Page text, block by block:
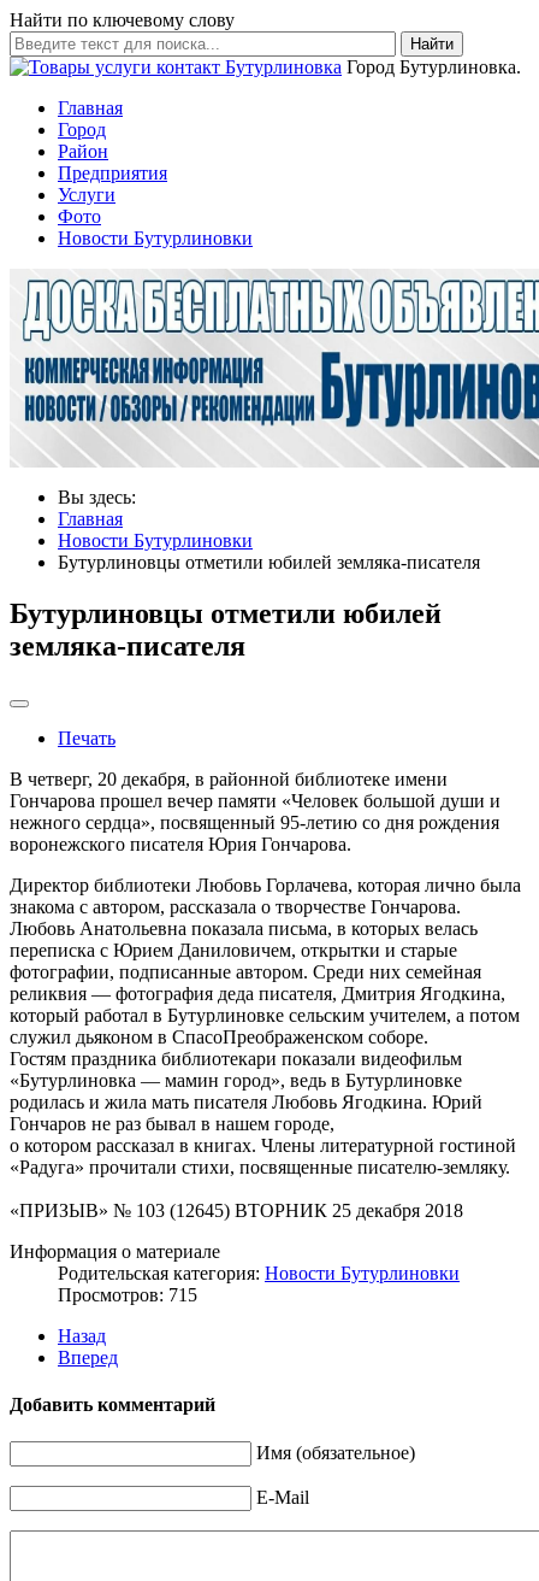
Найти по ключевому слову
Найти
Город Бутурлиновка.
Главная
Город
Район
Предприятия
Услуги
Фото
Новости Бутурлиновки
Вы здесь:
Главная
Новости Бутурлиновки
Бутурлиновцы отметили юбилей земляка-писателя
Бутурлиновцы отметили юбилей
земляка-писателя
Печать
В четверг, 20 декабря, в районной библиотеке имени
Гончарова прошел вечер памяти «Человек большой души и
нежного сердца», посвященный 95-летию со дня рождения
воронежского писателя Юрия Гончарова.
Директор библиотеки Любовь Горлачева, которая лично была
знакома с автором, рассказала о творчестве Гончарова.
Любовь Анатольевна показала письма, в которых велась
переписка с Юрием Даниловичем, открытки и старые
фотографии, подписанные автором. Среди них семейная
реликвия — фотография деда писателя, Дмитрия Ягодкина,
который работал в Бутурлиновке сельским учителем, а потом
служил дьяконом в СпасоПреображенском соборе.
Гостям праздника библиотекари показали видеофильм
«Бутурлиновка — мамин город», ведь в Бутурлиновке
родилась и жила мать писателя Любовь Ягодкина. Юрий
Гончаров не раз бывал в нашем городе,
о котором рассказал в книгах. Члены литературной гостиной
«Радуга» прочитали стихи, посвященные писателю-земляку.
«ПРИЗЫВ» № 103 (12645) ВТОРНИК 25 декабря 2018
Информация о материале
Родительская категория: Новости Бутурлиновки
Просмотров: 715
Назад
Вперед
Добавить комментарий
Имя (обязательное)
E-Mail